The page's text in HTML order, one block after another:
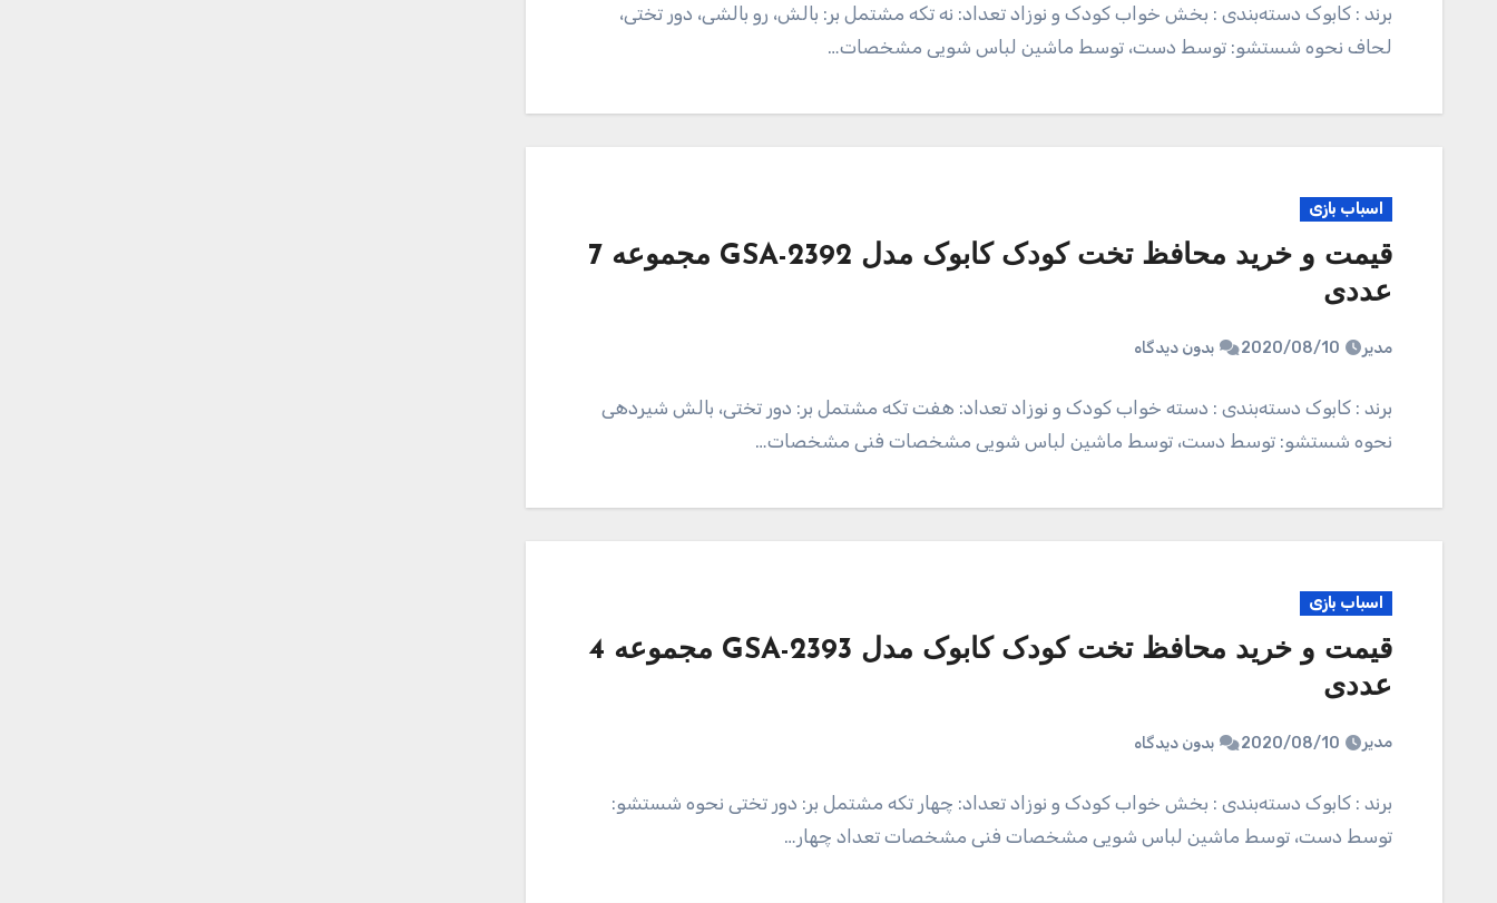
برند : کابوک دسته‌بندی : بخش خواب کودک و نوزاد تعداد: نه تکه مشتمل بر: بالش، رو بالشی، دور تختی،
لحاف نحوه شستشو: توسط دست، توسط ماشین لباس شویی مشخصات…
اسباب بازی
قیمت و خرید محافظ تخت کودک کابوک مدل GSA-2392 مجموعه 7
عددی
مدیر 2020/08/10 بدون دیدگاه
برند : کابوک دسته‌بندی : دسته خواب کودک و نوزاد تعداد: هفت تکه مشتمل بر: دور تختی، بالش شیردهی
نحوه شستشو: توسط دست، توسط ماشین لباس شویی مشخصات فنی مشخصات…
اسباب بازی
قیمت و خرید محافظ تخت کودک کابوک مدل GSA-2393 مجموعه 4
عددی
مدیر 2020/08/10 بدون دیدگاه
برند : کابوک دسته‌بندی : بخش خواب کودک و نوزاد تعداد: چهار تکه مشتمل بر: دور تختی نحوه شستشو:
توسط دست، توسط ماشین لباس شویی مشخصات فنی مشخصات تعداد چهار…